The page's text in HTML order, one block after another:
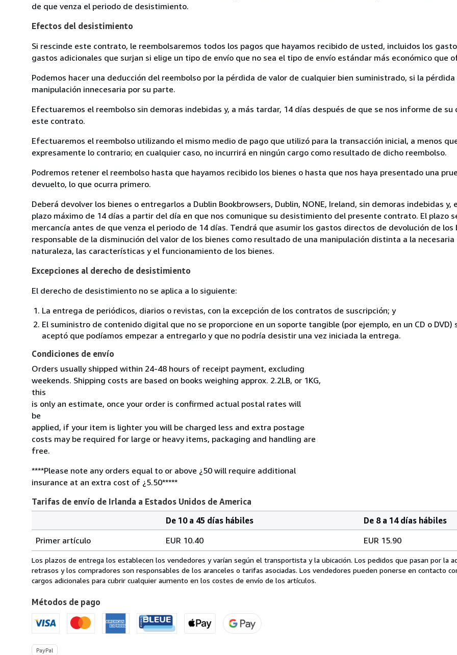
de que venza el periodo de desistimiento.
Efectos del desistimiento
Si rescinde este contrato, le reembolsaremos todos los pagos que hayamos recibido de usted, incluidos los
gastos adicionales que surjan si elige un tipo de envío que no sea el tipo de envío estándar más económico que
Podemos hacer una deducción del reembolso por la pérdida de valor de cualquier bien suministrado, si la
manipulación innecesaria por su parte.
Efectuaremos el reembolso sin demoras indebidas y, a más tardar, 14 días después de que se nos informe de
este contrato.
Efectuaremos el reembolso utilizando el mismo medio de pago que utilizó para la transacción inicial, a menos
expresamente lo contrario; en cualquier caso, no incurrirá en ningún cargo como resultado de dicho reembolso.
Podremos retener el reembolso hasta que hayamos recibido los bienes o hasta que nos haya presentado una
devuelto, lo que ocurra primero.
Deberá devolver los bienes o entregarlos a Dublin Bookbrowsers, Dublin, NONE, Ireland, sin demoras indebidas y,
plazo máximo de 14 días a partir del día en que nos comunique su desistimiento del presente contrato. El plazo
mercancía antes de que venza el periodo de 14 días. Tendrá que asumir los gastos directos de devolución de los
responsable de la disminución del valor de los bienes como resultado de una manipulación distinta a la
naturaleza, las características y el funcionamiento de los bienes.
Excepciones al derecho de desistimiento
El derecho de desistimiento no se aplica a lo siguiente:
La entrega de periódicos, diarios o revistas, con la excepción de los contratos de suscripción; y
El suministro de contenido digital que no se proporcione en un soporte tangible (por ejemplo, en un CD o DVD)
aceptó que podíamos empezar a entregarlo y que no podría desistir una vez iniciada la entrega.
Condiciones de envío
Orders usually shipped within 24-48 hours of receipt payment, excluding
weekends. Shipping costs are based on books weighing approx. 2.2LB, or 1KG,
this
is only an estimate, once your order is confirmed actual postal rates will
be
applied, if your item is lighter you will be charged less and extra postage
costs may be required for large or heavy items, packaging and handling are
free.
****Please note any orders equal to or above ¿50 will require additional
insurance at an extra cost of ¿5.50*****
Tarifas de envío de Irlanda a Estados Unidos de America
de
envío
de
Irlanda
Estados
Unidos
de
America
pedido
De 10 a 45 días hábiles
De 8 a 14 días hábiles
Primer artículo
EUR 10.40 EUR 15.90
Los plazos de entrega los establecen los vendedores y varían según el transportista y la ubicación. Los pedidos que pasan por la
retrasos y los compradores son responsables de los aranceles o tarifas asociadas. Los vendedores pueden ponerse en contacto
cargos adicionales para cubrir cualquier aumento en los costes de envío de los artículos.
Métodos de pago
PayPal